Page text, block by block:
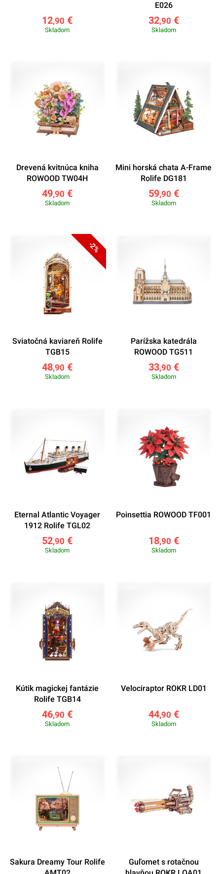
12,90 €
Skladom
E026
32,90 €
Skladom
Drevená kvitnúca kniha
ROWOOD TW04H
49,90 €
Skladom
Mini horská chata A-Frame
Rolife DG181
59,90 €
Skladom
-2%
Sviatočná kaviareň Rolife
TGB15
48,90 €
Skladom
Parížska katedrála
ROWOOD TG511
33,90 €
Skladom
Eternal Atlantic Voyager
1912 Rolife TGL02
52,90 €
Skladom
Poinsettia ROWOOD TF001
18,90 €
Skladom
Kútik magickej fantázie
Rolife TGB14
46,90 €
Skladom
Velociraptor ROKR LD01
44,90 €
Skladom
Sakura Dreamy Tour Rolife
Guľomet s rotačnou